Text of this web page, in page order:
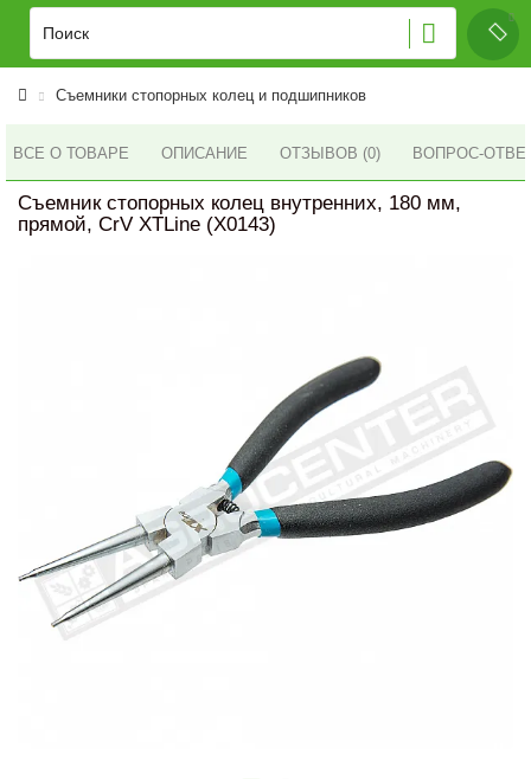
Съемники стопорных колец и подшипников
ВСЕ О ТОВАРЕ ОПИСАНИЕ ОТЗЫВОВ (0) ВОПРОС-
Съемник стопорных колец внутренних, 180 мм,
прямой, CrV XTLine (X0143)